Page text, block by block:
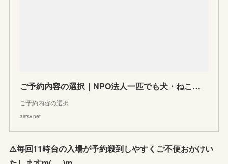
ご予約内容の選択｜NPO法人一匹でも犬・ねこを救う会
ご予約内容の選択
airrsv.net
⚠️毎回11時台の入場が予約殺到しやすくご不便おかけい